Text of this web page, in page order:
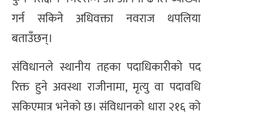
गर्न सकिने अधिवक्ता नवराज थपलिया
बताउँछन्।
संविधानले स्थानीय तहका पदाधिकारीको पद
रिक्त हुने अवस्था राजीनामा, मृत्यु वा पदावधि
सकिएमात्र भनेको छ। संविधानको धारा २१६ को